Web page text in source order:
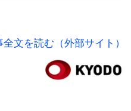
文を読む（外部サイト）